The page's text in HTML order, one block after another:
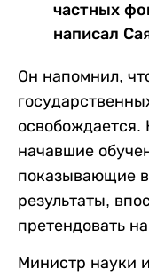
частных
написал
Он напомнил,
освобождается.
начавшие
показывающие
результаты,
претендовать
Министр науки